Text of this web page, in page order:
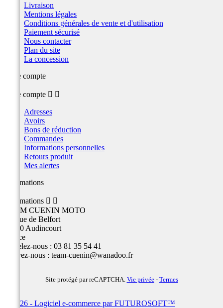
Livraison
Mentions légales
Conditions générales de vente et d'utilisation
Paiement sécurisé
Nous contacter
Plan du site
La concession
Votre compte
Votre compte  
Adresses
Avoirs
Bons de réduction
Commandes
Informations personnelles
Retours produit
Mes alertes
Informations
Informations  
TEAM CUENIN MOTO
26 Rue de Belfort
25400 Audincourt
France
Appelez-nous : 03 81 35 54 41
Écrivez-nous : team-cuenin@wanadoo.fr
Site protégé par reCAPTCHA. Vie privée- Termes
© 2026 - Logiciel e-commerce par FUTUROSOFT™